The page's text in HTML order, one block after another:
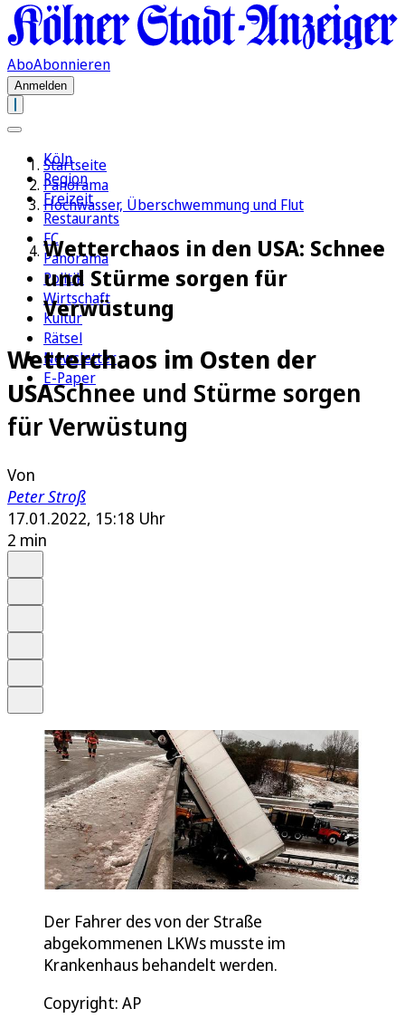
AboAbonnieren
Anmelden
Köln
Region
Freizeit
Restaurants
FC
Panorama
Politik
Wirtschaft
Kultur
Rätsel
Newsletter
E-Paper
Startseite
Panorama
Hochwasser, Überschwemmung und Flut
Wetterchaos in den USA: Schnee
und Stürme sorgen für
Verwüstung
Wetterchaos im Osten der
USASchnee und Stürme sorgen
für Verwüstung
Von
Peter Stroß
17.01.2022, 15:18 Uhr
2 min
Der Fahrer des von der Straße
abgekommenen LKWs musste im
Krankenhaus behandelt werden.
Copyright: AP